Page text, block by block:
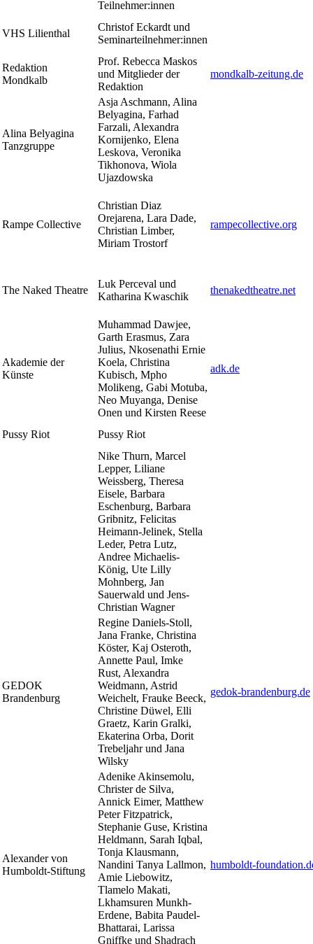
Teilnehmer:innen
VHS Lilienthal
Christof Eckardt und
Seminarteilnehmer:innen
Redaktion
Mondkalb
Prof. Rebecca Maskos
und Mitglieder der
Redaktion
mondkalb-zeitung.de
Alina Belyagina
Tanzgruppe
Asja Aschmann, Alina
Belyagina, Farhad
Farzali, Alexandra
Kornijenko, Elena
Leskova, Veronika
Tikhonova, Wiola
Ujazdowska
Rampe Collective
Christian Diaz
Orejarena, Lara Dade,
Christian Limber,
Miriam Trostorf
rampecollective.org
The Naked Theatre
Luk Perceval und
Katharina Kwaschik
thenakedtheatre.net
Akademie der
Künste
Muhammad Dawjee,
Garth Erasmus, Zara
Julius, Nkosenathi Ernie
Koela, Christina
Kubisch, Mpho
Molikeng, Gabi Motuba,
Neo Muyanga, Denise
Onen und Kirsten Reese
adk.de
Pussy Riot
Pussy Riot
Nike Thurn, Marcel
Lepper, Liliane
Weissberg, Theresa
Eisele, Barbara
Eschenburg, Barbara
Gribnitz, Felicitas
Heimann-Jelinek, Stella
Leder, Petra Lutz,
Andree Michaelis-
König, Ute Lilly
Mohnberg, Jan
Sauerwald und Jens-
Christian Wagner
GEDOK
Brandenburg
Regine Daniels-Stoll,
Jana Franke, Christina
Köster, Kaj Osteroth,
Annette Paul, Imke
Rust, Alexandra
Weidmann, Astrid
Weichelt, Frauke Beeck,
Christine Düwel, Elli
Graetz, Karin Gralki,
Ekaterina Orba, Dorit
Trebeljahr und Jana
Wilsky
gedok-brandenburg.de
Alexander von
Humboldt-Stiftung
Adenike Akinsemolu,
Christer de Silva,
Annick Eimer, Matthew
Peter Fitzpatrick,
Stephanie Guse, Kristina
Heldmann, Sarah Iqbal,
Tonja Klausmann,
Nandini Tanya Lallmon,
Amie Liebowitz,
Tlamelo Makati,
Lkhamsuren Munkh-
Erdene, Babita Paudel-
Bhattarai, Larissa
Gniffke und Shadrach
humboldt-